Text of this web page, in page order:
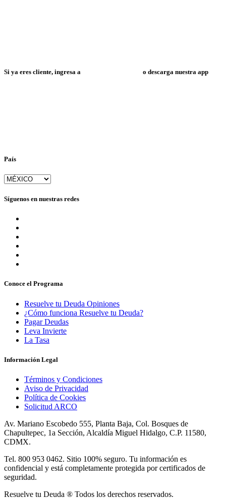
Si ya eres cliente, ingresa a o descarga nuestra app
País
Síguenos en nuestras redes
Conoce el Programa
Resuelve tu Deuda Opiniones
¿Cómo funciona Resuelve tu Deuda?
Pagar Deudas
Leva Invierte
La Tasa
Información Legal
Términos y Condiciones
Aviso de Privacidad
Política de Cookies
Solicitud ARCO
Av. Mariano Escobedo 555, Planta Baja, Col. Bosques de
Chapultepec, 1a Sección, Alcaldía Miguel Hidalgo, C.P. 11580,
CDMX.
Tel. 800 953 0462. Sitio 100% seguro. Tu información es
confidencial y está completamente protegida por certificados de
seguridad.
Resuelve tu Deuda ® Todos los derechos reservados.